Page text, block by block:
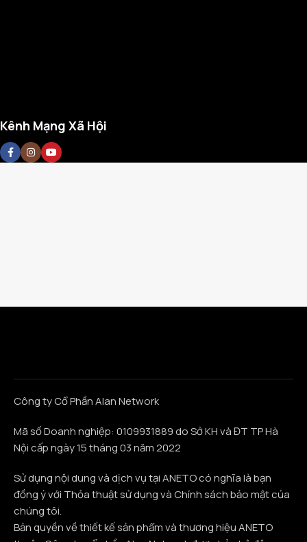
Kênh Mạng Xã Hội
Công ty Cổ Phần Alan Network
Mã số Doanh nghiệp: 0109931889 do Sở KH và ĐT TP Hà
Nội cấp ngày 15 tháng 03 năm 2022
Sử dụng nội dung và dịch vụ tại ANETO có nghĩa là bạn
đồng ý với Thỏa thuật sử dụng và Chính sách bảo mật của
chúng tôi.
Bản quyền về thiết kế sản phẩm và thương hiệu ANETO